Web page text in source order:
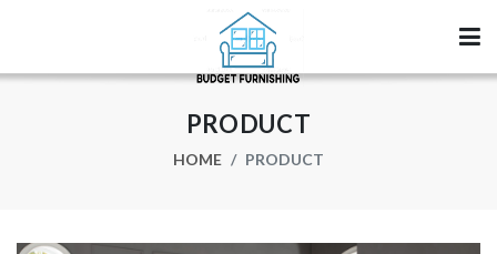
PRODUCT
HOME PRODUCT